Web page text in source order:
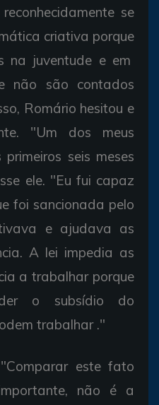
se
criativa porque
na juventude e em
não são contados
Romário hesitou e
"Um dos meus
seis meses
ele. "Eu fui capaz
foi sancionada pelo
e ajudava as
A lei impedia as
a trabalhar porque
o subsídio do
trabalhar ."
este fato
não é a